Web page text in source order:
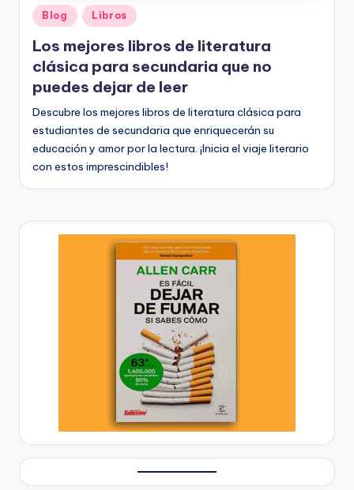
y
e
d
u
c
a
ci
ó
n
Publicado
en
Blog Libros
Los mejores libros de literatura
clásica para secundaria que no
puedes dejar de leer
Descubre los mejores libros de literatura clásica para
estudiantes de secundaria que enriquecerán su
educación y amor por la lectura. ¡Inicia el viaje literario
con estos imprescindibles!